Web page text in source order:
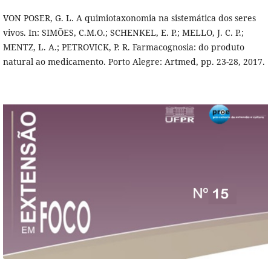
VON POSER, G. L. A quimiotaxonomia na sistemática dos seres
vivos. In: SIMÕES, C.M.O.; SCHENKEL, E. P.; MELLO, J. C. P.;
MENTZ, L. A.; PETROVICK, P. R. Farmacognosia: do produto
natural ao medicamento. Porto Alegre: Artmed, pp. 23-28, 2017.